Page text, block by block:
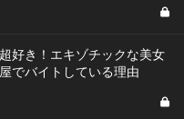
好き！エキゾチックな美女
でバイトしている理由